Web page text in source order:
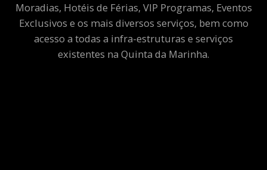
Moradias, Hotéis de Férias, VIP Programas, Eventos
Exclusivos e os mais diversos serviços, bem como
acesso a todas a infra-estruturas e serviços
existentes na Quinta da Marinha.